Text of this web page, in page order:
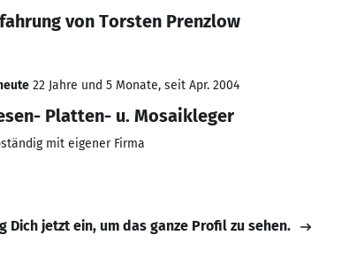
von Torsten Prenzlow
22 Jahre und 5 Monate, seit Apr. 2004
Platten- u. Mosaikleger
mit eigener Firma
Dich jetzt ein, um das ganze Profil zu sehen.